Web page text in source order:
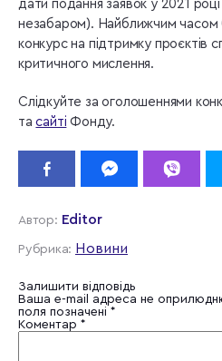
дати подання заявок у 2021
незабаром). Найближчим
конкурс на підтримку проєктів
критичного мислення.
Слідкуйте за оголошеннями
тасайті Фонду.
Автор: Editor
Рубрика: Новини
Залишити відповідь
Ваша e-mail адреса не
поля позначені *
Коментар *